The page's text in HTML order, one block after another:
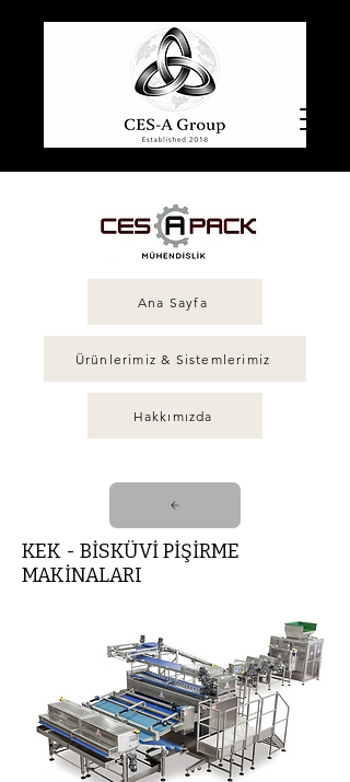
Ana Sayfa
Ürünlerimiz & Sistemlerimiz
Hakkımızda
KEK - BİSKÜVİ PİŞİRME
MAKİNALARI